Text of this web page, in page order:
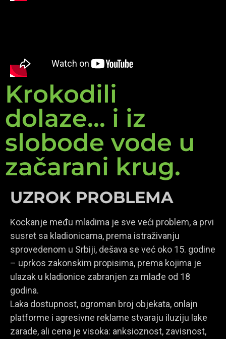
Krokodili
dolaze... i iz
slobode vode u
začarani krug.
UZROK PROBLEMA
Kockanje među mladima je sve veći problem, a prvi
susret sa kladionicama, prema istraživanju
sprovedenom u Srbiji, dešava se već oko 15. godine
– uprkos zakonskim propisima, prema kojima je
ulazak u kladionice zabranjen za mlađe od 18
godina.
Laka dostupnost, ogroman broj objekata, onlajn
platforme i agresivne reklame stvaraju iluziju lake
zarade, ali cena je visoka: anksioznost, zavisnost,